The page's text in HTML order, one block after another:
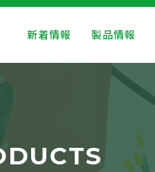
新着情報 製品情報